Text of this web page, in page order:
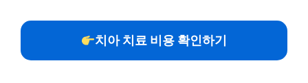
치아 치료 비용 확인하기